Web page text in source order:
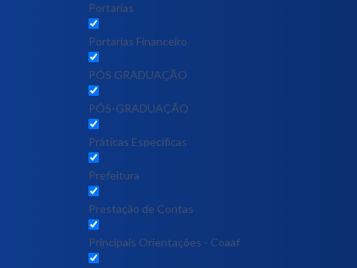
Portarias
Portarias Financeiro
PÓS GRADUAÇÃO
PÓS-GRADUAÇÃO
Práticas Específicas
Prefeitura
Prestação de Contas
Principais Orientações - Coaaf